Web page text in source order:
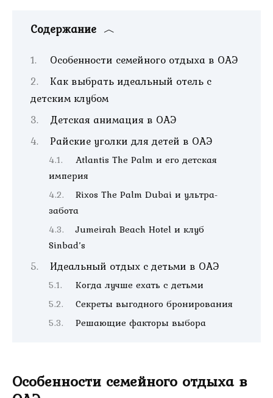
Содержание
Особенности семейного отдыха в ОАЭ
Как выбрать идеальный отель с
детским клубом
Детская анимация в ОАЭ
Райские уголки для детей в ОАЭ
Atlantis The Palm и его детская
империя
Rixos The Palm Dubai и ультра-
забота
Jumeirah Beach Hotel и клуб
Sinbad’s
Идеальный отдых с детьми в ОАЭ
Когда лучше ехать с детьми
Секреты выгодного бронирования
Решающие факторы выбора
Особенности семейного отдыха в